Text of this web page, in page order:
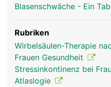
Blasenschwäche - Ein
Rubriken
Wirbelsäulen-Therapie
Frauen Gesundheit
Stressinkontinenz bei
Atlaslogie